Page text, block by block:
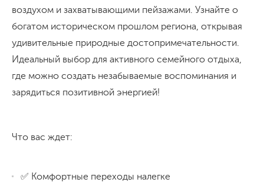
воздухом и захватывающими пейзажами. Узнайте о
богатом историческом прошлом региона, открывая
удивительные природные достопримечательности.
Идеальный выбор для активного семейного отдыха,
где можно создать незабываемые воспоминания и
зарядиться позитивной энергией!
Что вас ждет:
✅ Комфортные переходы налегке